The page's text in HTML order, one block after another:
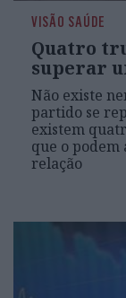
VISÃO SAÚDE
Quatro
superar
Não existe
partido se
existem
que o
relação